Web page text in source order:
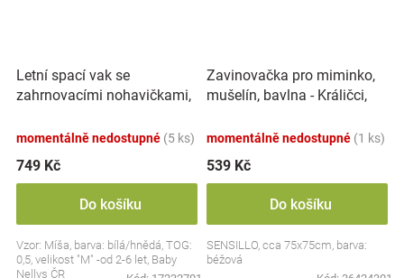
Letní spací vak se
zahrnovacími nohavičkami,
potiskem, M
momentálně nedostupné (5 ks)
749 Kč
Do košíku
Vzor: Míša, barva: bílá/hnědá, TOG:
0,5, velikost "M" -od 2-6 let, Baby
Nellys ČR
Zavinovačka pro miminko,
mušelín, bavlna - Králičci,
momentálně nedostupné (1 ks)
539 Kč
Do košíku
SENSILLO, cca 75x75cm, barva:
béžová